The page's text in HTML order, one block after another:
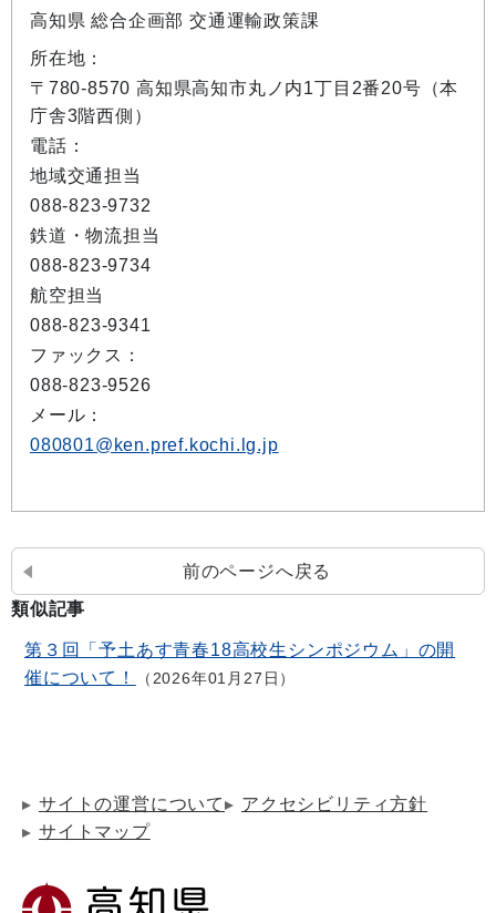
高知県 総合企画部 交通運輸政策課
所在地：
〒780-8570 高知県高知市丸ノ内1丁目2番20号（本
庁舎3階西側）
電話：
地域交通担当
088-823-9732
鉄道・物流担当
088-823-9734
航空担当
088-823-9341
ファックス：
088-823-9526
メール：
080801@ken.pref.kochi.lg.jp
前のページへ戻る
類似記事
第３回「予土あす青春18高校生シンポジウム」の開
催について！
2026年01月27日
サイトの運営について
アクセシビリティ方針
サイトマップ